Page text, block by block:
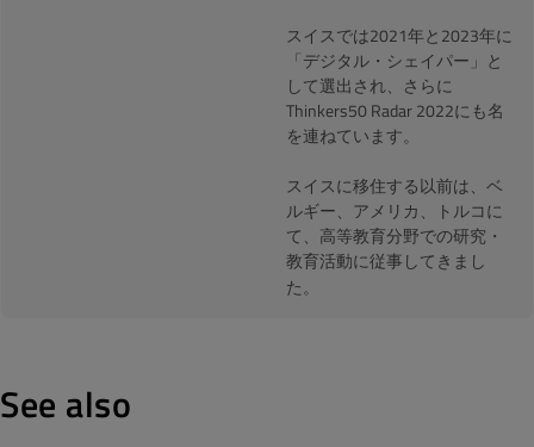
スイスでは2021年と2023年に
「デジタル・シェイパー」と
して選出され、さらに
Thinkers50 Radar 2022にも名
を連ねています。
スイスに移住する以前は、ベ
ルギー、アメリカ、トルコに
て、高等教育分野での研究・
教育活動に従事してきまし
た。
See also